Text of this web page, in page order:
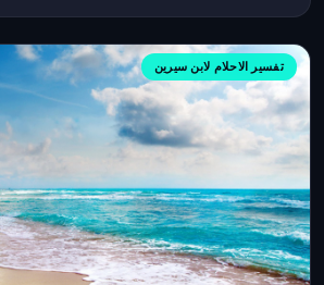
تفسير الاحلام لابن سيرين